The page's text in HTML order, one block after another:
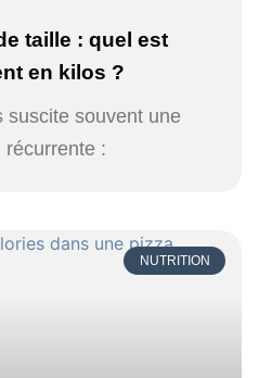
taille : quel est
en kilos ?
suscite souvent une
récurrente :
NUTRITION